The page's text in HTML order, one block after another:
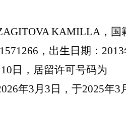
KAMILLA，国
，出生日期： 2013
日，居留许可号码为
年3月3日，于2025年3